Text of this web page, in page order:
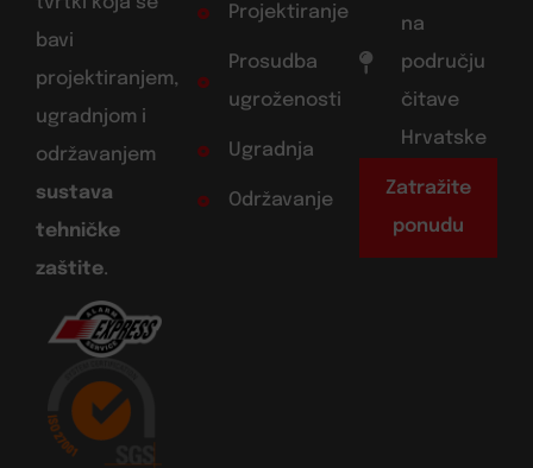
bavi
projektiranjem,
ugradnjom i
održavanjem
sustava
tehničke
zaštite.
Projektiranje
Prosudba
ugroženosti
Ugradnja
Održavanje
na
području
čitave
Hrvatske
Zatražite
ponudu